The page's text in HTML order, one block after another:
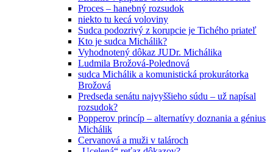
Proces – hanebný rozsudok
niekto tu kecá voloviny
Sudca podozrivý z korupcie je Tichého priateľ
Kto je sudca Michálik?
Vyhodnotený dôkaz JUDr. Michálika
Ludmila Brožová-Polednová
sudca Michálik a komunistická prokurátorka
Brožová
Predseda senátu najvyššieho súdu – už napísal
rozsudok?
Popperov princíp – alternatívy doznania a génius
Michálik
Cervanová a muži v talároch